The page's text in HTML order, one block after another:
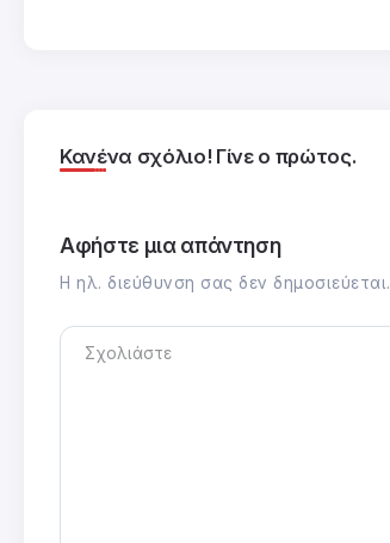
Κανένα σχόλιο! Γίνε ο πρώτος.
Αφήστε μια απάντηση
Η ηλ. διεύθυνση σας δεν δημοσιεύεται.